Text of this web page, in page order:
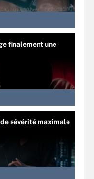
finalement une
sévérité maximale